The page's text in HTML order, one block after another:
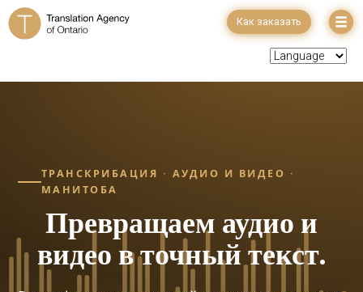
Как заказать
ТРАНСКРИБАЦИЯ · АУДИО И ВИДЕО ·
МАНИТОБА
Превращаем аудио и
видео вточный текст.